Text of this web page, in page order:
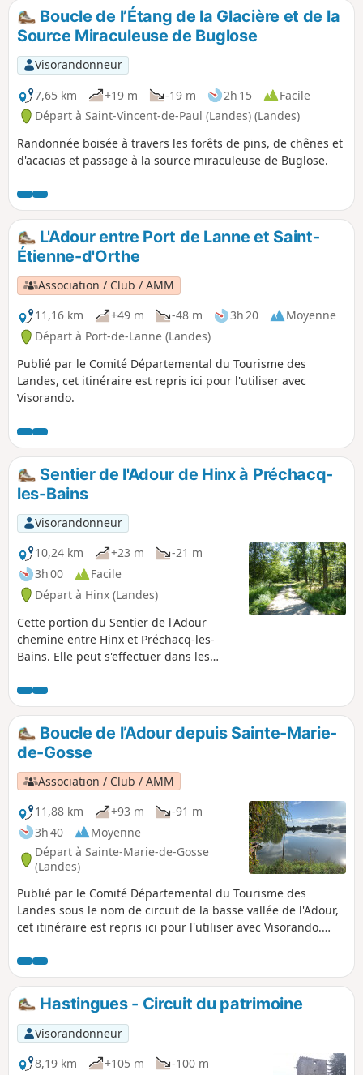
Boucle de l’Étang de la Glacière et de la
Source Miraculeuse de Buglose
Visorandonneur
7,65 km
+19 m -19 m 2h 15
Facile
Départ à Saint-Vincent-de-Paul (Landes) (Landes)
Randonnée boisée à travers les forêts de pins, de chênes et
d'acacias et passage à la source miraculeuse de Buglose.
L'Adour entre Port de Lanne et Saint-
Étienne-d'Orthe
Association / Club / AMM
11,16 km
+49 m -48 m 3h 20
Moyenne
Départ à Port-de-Lanne (Landes)
Publié par le Comité Départemental du Tourisme des
Landes, cet itinéraire est repris ici pour l'utiliser avec
Visorando.
Sentier de l'Adour de Hinx à Préchacq-
les-Bains
Visorandonneur
10,24 km
+23 m
-21 m
3h 00
Facile
Départ à Hinx (Landes)
Cette portion du Sentier de l'Adour
chemine entre Hinx et Préchacq-les-
Bains. Elle peut s'effectuer dans les
simple, dans ce cas il est nécessaire de
s'organiser à deux véhicules.
Boucle de l’Adour depuis Sainte-Marie-
de-Gosse
Association / Club / AMM
11,88 km
+93 m
-91 m
3h 40
Moyenne
Départ à Sainte-Marie-de-Gosse
(Landes)
Publié par le Comité Départemental du Tourisme des
Landes sous le nom de circuit de la basse vallée de l'Adour,
cet itinéraire est repris ici pour l'utiliser avec Visorando.
vue sur le fleuve Adour. Paysage vallonné, où se côtoient
prairies, champs de maïs, vergers de kiwis. Certains
trouveront cela trop routier mais on a le droit de marcher
sur des routes lorsqu'elle ne sont pas trop passantes.
Hastingues - Circuit du patrimoine
Visorandonneur
8,19 km
+105 m
-100 m